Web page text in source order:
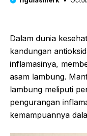
Dalam dunia
kandungan
inflamasinya,
asam lambung.
lambung meliputi
pengurangan
kemampuannya